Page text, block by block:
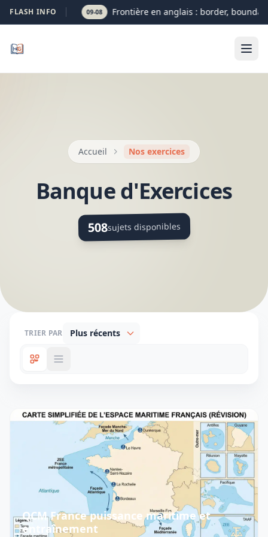
FLASH INFO 09-08 Frontière en anglais : border,
Accueil Nos exercices
Banque d'Exercices
508sujets disponibles
TRIER PAR
QCM France puissance maritime et
entraînement